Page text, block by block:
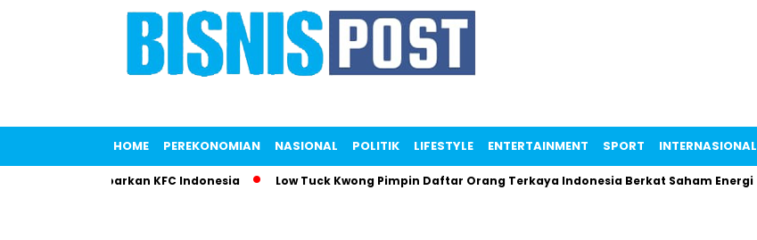
HOME PEREKONOMIAN NASIONAL POLITIK LIFESTYLE ENTERTAINMENT SPORT INTERNASIONAL
Gemparkan KFC Indonesia Low Tuck Kwong Pimpin Daftar Orang Terkaya Indonesia Berkat Saham Energi